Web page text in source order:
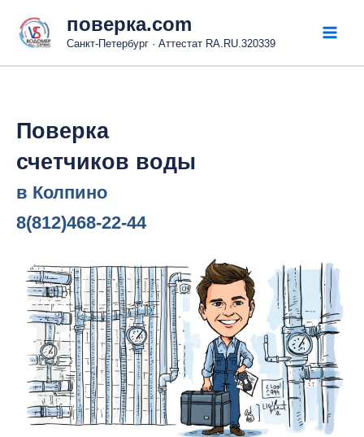
поверка.com
Санкт-Петербург · Аттестат RA.RU.320339
Поверка
счетчиков воды
в Колпино
8(812)468-22-44